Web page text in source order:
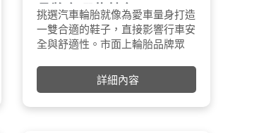
主要輪胎測試中，獲得了
二名的優秀成績。
年的WhatTyre評測中，
Prime 4獲得了「強力推
的評價，展現其在市場上的競
（Hankook）成立於1941年，
胎壓不穩定：壓縮空氣中含有水分
和雜質，容易造成輪胎內部溫度變
化時，胎壓不穩定。
輪胎橡膠老化，縮短輪胎壽命。
氮氣填充
優點：
胎壓穩定：氮氣分子較
透輪胎，且不受溫度影
時間維持穩定胎壓。
時輪胎內部溫度升高
地煞車距離｜Dry Braking
四次測試，PC7有三次優於
，平均煞車距離比PS5少
馬牌 PC7：34.08M(勝出)
米其林 PS5：34.34M
※數值越低越好
品牌有哪些特色?
挑選汽車輪胎就像為愛車量身打造
一雙合適的鞋子，直接影響行車安
全與舒適性。市面上輪胎品牌眾
通、登祿普、瑪吉斯、固特異等都
是常見的選擇。以下將為您介紹各
詳細內容